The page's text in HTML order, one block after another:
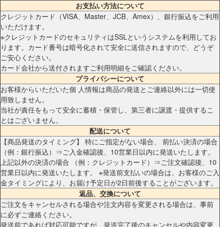
お支払い方法について
クレジットカード（VISA、Master、JCB、Amex）、銀行振込をご利用
いただけます。
※クレジットカードのセキュリティはSSLというシステムを利用してお
ります。カード番号は暗号化されて安全に送信されますので、どうぞ
ご安心ください。
カード会社から送付されますご利用明細をご確認ください。
プライバシーについて
お客様からいただいた個 人情報は商品の発送とご連絡以外には一切使
用致しません。
当社が責任をもって安全に蓄積・保管し、第三者に譲渡・提供するこ
とはございません。
配送について
【商品発送のタイミング】 特にご指定がない場合、 前払い決済の場合
（例：銀行振込）⇒ご入金確認後、10営業日以内に発送いたします。
上記以外の決済の場合 （例：クレジットカード）⇒ご注文確認後、10
営業日以内に発送いたします。 ※発送前支払いの場合は、お客様のご入
金タイミングにより、お届け予定日が2日前後することがございます。
返品、交換について
ご注文をキャンセルされる場合や注文内容を変更される場合は、事前
に必ずご連絡ください。
発送前であれば対応可能ですが、発送完了後のキャンセルや内容変更